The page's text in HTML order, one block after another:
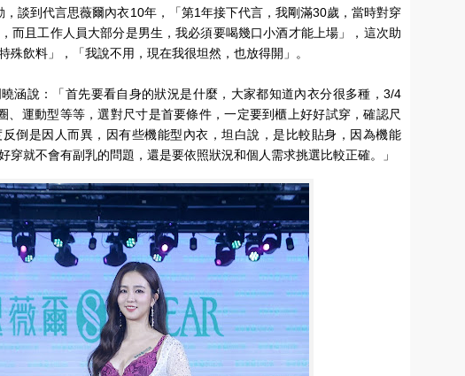
，談到代言思薇爾內衣10年，「第1年接下代言，我剛滿30歲，當時對穿
而且工作人員大部分是男生，我必須要喝幾口小酒才能上場」，這次助
殊飲料」，「我說不用，現在我很坦然，也放得開」。
涵說：「首先要看自身的狀況是什麼，大家都知道內衣分很多種，3/4
、運動型等等，選對尺寸是首要條件，一定要到櫃上好好試穿，確認尺
倒是因人而異，因有些機能型內衣，坦白說，是比較貼身，因為機能
穿就不會有副乳的問題，還是要依照狀況和個人需求挑選比較正確。」